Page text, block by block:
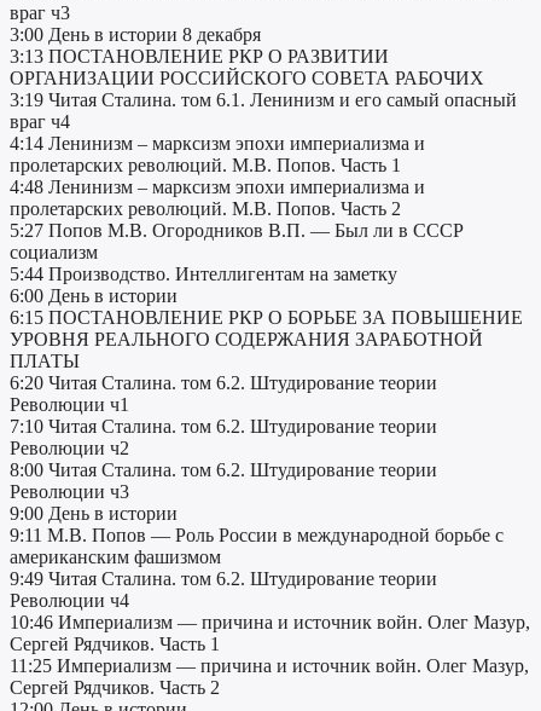
враг ч3
3:00 День в истории 8 декабря
3:13 ПОСТАНОВЛЕНИЕ РКР О РАЗВИТИИ
ОРГАНИЗАЦИИ РОССИЙСКОГО СОВЕТА РАБОЧИХ
3:19 Читая Сталина. том 6.1. Ленинизм и его самый опасный
враг ч4
4:14 Ленинизм – марксизм эпохи империализма и
пролетарских революций. М.В. Попов. Часть 1
4:48 Ленинизм – марксизм эпохи империализма и
пролетарских революций. М.В. Попов. Часть 2
5:27 Попов М.В. Огородников В.П. — Был ли в СССР
социализм
5:44 Производство. Интеллигентам на заметку
6:00 День в истории
6:15 ПОСТАНОВЛЕНИЕ РКР О БОРЬБЕ ЗА ПОВЫШЕНИЕ
УРОВНЯ РЕАЛЬНОГО СОДЕРЖАНИЯ ЗАРАБОТНОЙ
ПЛАТЫ
6:20 Читая Сталина. том 6.2. Штудирование теории
Революции ч1
7:10 Читая Сталина. том 6.2. Штудирование теории
Революции ч2
8:00 Читая Сталина. том 6.2. Штудирование теории
Революции ч3
9:00 День в истории
9:11 М.В. Попов — Роль России в международной борьбе с
американским фашизмом
9:49 Читая Сталина. том 6.2. Штудирование теории
Революции ч4
10:46 Империализм — причина и источник войн. Олег Мазур,
Сергей Рядчиков. Часть 1
11:25 Империализм — причина и источник войн. Олег Мазур,
Сергей Рядчиков. Часть 2